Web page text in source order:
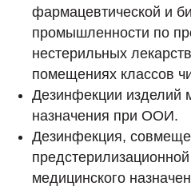
фармацевтической и
промышленности по
нестерильных
помещениях классов
Дезинфекции изделий
назначения при ООИ.
Дезинфекция,
медицинского